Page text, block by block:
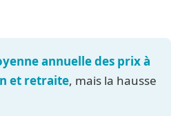
annuelle des prix à
et retraite, mais la hausse